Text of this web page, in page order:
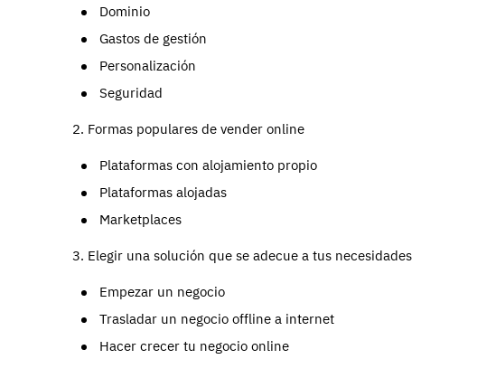
Dominio
Gastos de gestión
Personalización
Seguridad
2. Formas populares de vender online
Plataformas con alojamiento propio
Plataformas alojadas
Marketplaces
3. Elegir una solución que se adecue a tus necesidades
Empezar un negocio
Trasladar un negocio offline a internet
Hacer crecer tu negocio online